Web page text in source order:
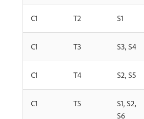
C1 T2 S1
C1 T3 S3, S4
C1 T4 S2, S5
C1 T5
S1, S2,
S6